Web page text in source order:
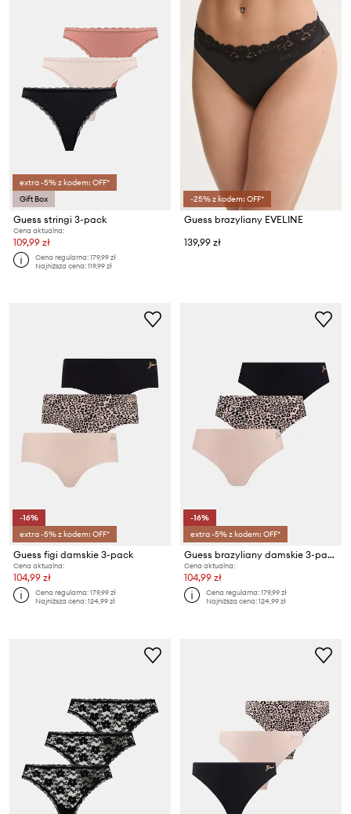
extra -5% z kodem: OFF*
Gift Box
Guess stringi 3-pack
Cena aktualna:
109,99 zł
Cena regularna:179,99 zł
Najniższa cena:119,99 zł
-25% z kodem: OFF*
Guess brazyliany EVELINE
139,99 zł
-16%
extra -5% z kodem: OFF*
Guess figi damskie 3-pack
Cena aktualna:
104,99 zł
Cena regularna:179,99 zł
Najniższa cena:124,99 zł
-16%
extra -5% z kodem: OFF*
Guess brazyliany damskie 3-pack
Cena aktualna:
104,99 zł
Cena regularna:179,99 zł
Najniższa cena:124,99 zł